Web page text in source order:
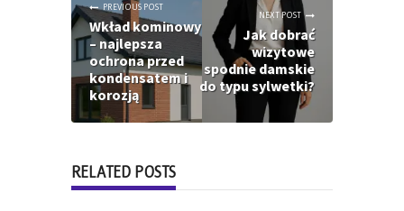
PREVIOUS POST
Wkład kominowy
– najlepsza
ochrona przed
kondensatem i
korozją
NEXT POST
Jak dobrać
wizytowe
spodnie damskie
do typu sylwetki?
RELATED POSTS